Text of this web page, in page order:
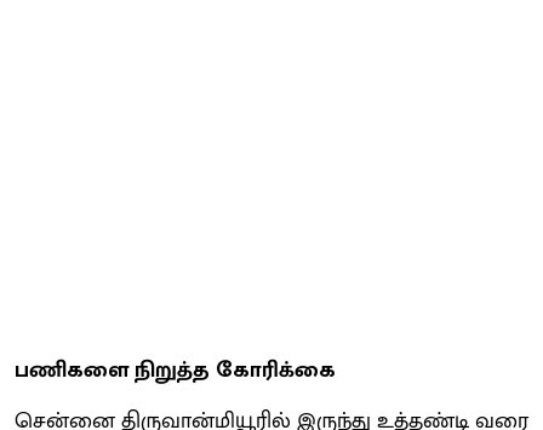
பணி​களை நிறுத்த கோரிக்கை
சென்னை திரு​வான்​மியூரில் இருந்து உத்​தண்டி வரை